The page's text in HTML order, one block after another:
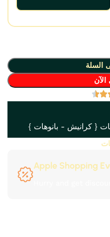
السلة
الآن
{ كرانيش - بانوهات }
Apple Shopping